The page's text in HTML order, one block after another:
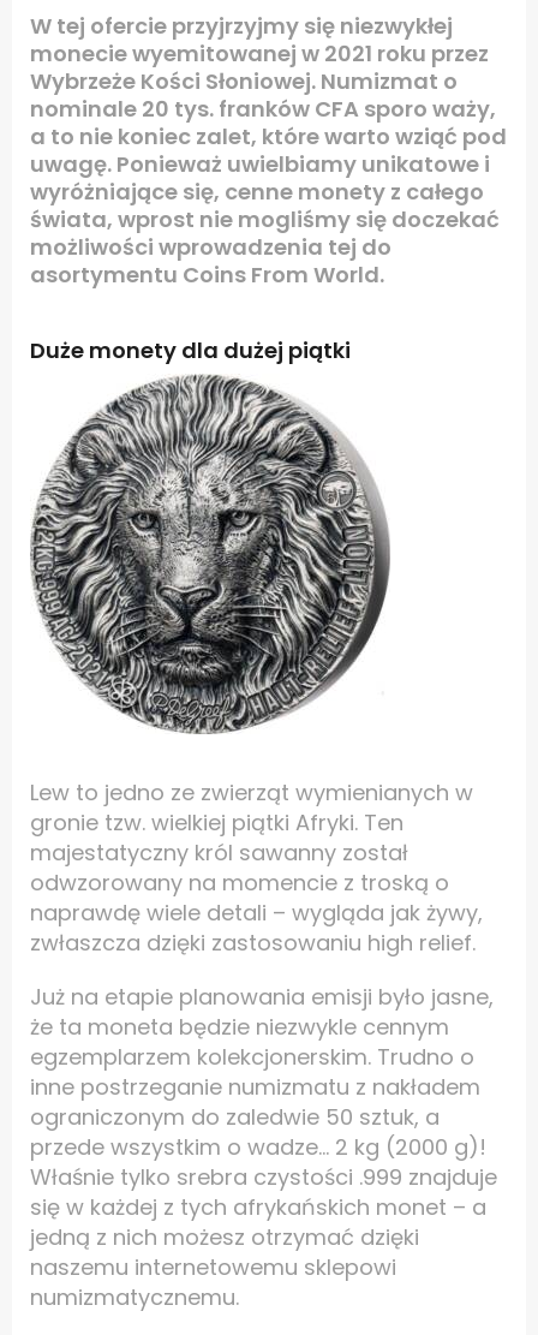
W tej ofercie przyjrzyjmy się niezwykłej
monecie wyemitowanej w 2021 roku przez
Wybrzeże Kości Słoniowej. Numizmat o
nominale 20 tys. franków CFA sporo waży,
a to nie koniec zalet, które warto wziąć pod
uwagę. Ponieważ uwielbiamy unikatowe i
wyróżniające się, cenne monety z całego
świata, wprost nie mogliśmy się doczekać
możliwości wprowadzenia tej do
asortymentu Coins From World.
Duże monety dla dużej piątki
Lew to jedno ze zwierząt wymienianych w
gronie tzw. wielkiej piątki Afryki. Ten
majestatyczny król sawanny został
odwzorowany na momencie z troską o
naprawdę wiele detali – wygląda jak żywy,
zwłaszcza dzięki zastosowaniu high relief.
Już na etapie planowania emisji było jasne,
że ta moneta będzie niezwykle cennym
egzemplarzem kolekcjonerskim. Trudno o
inne postrzeganie numizmatu z nakładem
ograniczonym do zaledwie 50 sztuk, a
przede wszystkim o wadze… 2 kg (2000 g)!
Właśnie tylko srebra czystości .999 znajduje
się w każdej z tych afrykańskich monet – a
jedną z nich możesz otrzymać dzięki
naszemu internetowemu sklepowi
numizmatycznemu.